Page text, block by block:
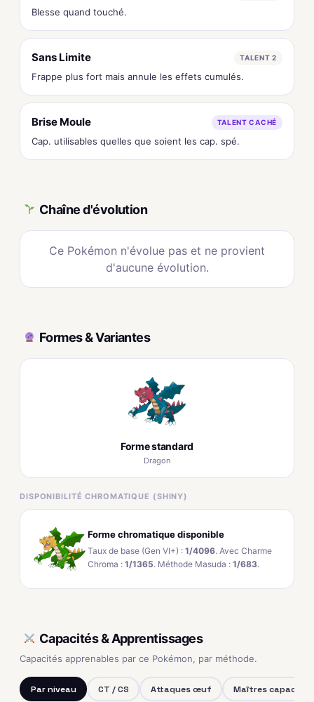
Blesse quand touché.
Sans Limite TALENT 2
Frappe plus fort mais annule les effets cumulés.
Brise Moule TALENT CACHÉ
Cap. utilisables quelles que soient les cap. spé.
Chaîne d'évolution
Ce Pokémon n'évolue pas et ne provient
d'aucune évolution.
Formes & Variantes
Forme standard
Dragon
DISPONIBILITÉ CHROMATIQUE (SHINY)
Forme chromatique disponible
Taux de base (Gen VI+) : 1/4096. Avec Charme
Chroma : 1/1365. Méthode Masuda : 1/683.
Capacités & Apprentissages
Capacités apprenables par ce Pokémon, par méthode.
Par niveau CT / CS Attaques œuf Maîtres capacités